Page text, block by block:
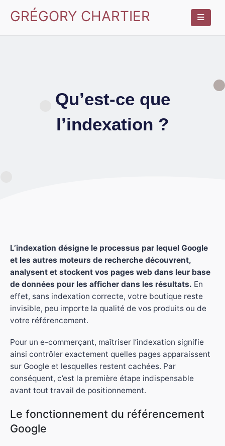
GRÉGORY CHARTIER
Qu’est-ce que
l’indexation ?
L’indexation désigne le processus par lequel Google
et les autres moteurs de recherche découvrent,
analysent et stockent vos pages web dans leur base
de données pour les afficher dans les résultats. En
effet, sans indexation correcte, votre boutique reste
invisible, peu importe la qualité de vos produits ou de
votre référencement.
Pour un e-commerçant, maîtriser l’indexation signifie
ainsi contrôler exactement quelles pages apparaissent
sur Google et lesquelles restent cachées. Par
conséquent, c’est la première étape indispensable
avant tout travail de positionnement.
Le fonctionnement du référencement
Google